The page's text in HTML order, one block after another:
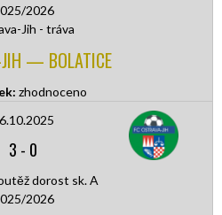
2026
Jih - tráva
JIH — BOLATICE
zhodnoceno
3 - 0
dorost sk. A
2026